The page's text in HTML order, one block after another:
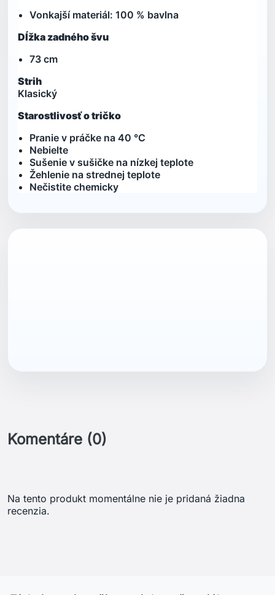
Vonkajší materiál: 100 % bavlna
Dĺžka zadného švu
73 cm
Strih
Klasický
Starostlivosť o tričko
Pranie v práčke na 40 °C
Nebielte
Sušenie v sušičke na nízkej teplote
Žehlenie na strednej teplote
Nečistite chemicky
Komentáre (0)
Na tento produkt momentálne nie je pridaná žiadna
recenzia.